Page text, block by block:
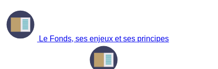
Le Fonds, ses enjeux et ses principes